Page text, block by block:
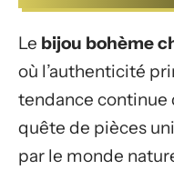
Le bijou bohème
où l’authenticité
tendance continue
quête de pièces
par le monde